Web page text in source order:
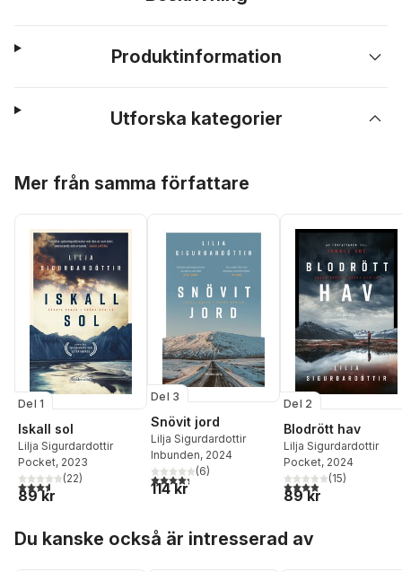
Produktinformation
Utforska kategorier
Mer från samma författare
Del 1
Iskall sol
Lilja Sigurdardottir
Pocket, 2023
3,6utav 5 stjärnor. Totalt antal röster:
(22)
89 kr
Del 3
Snövit jord
Lilja Sigurdardottir
Inbunden, 2024
4,3utav 5 stjärnor. Totalt antal röster:
(6)
114 kr
Del 2
Blodrött hav
Lilja Sigurdardottir
Pocket, 2024
3,9utav 5 stjärnor.
(15)
89 kr
Du kanske också är intresserad av